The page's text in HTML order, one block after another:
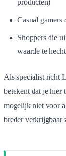
producten)
Casual gamers
Shoppers die
waarde te
Als specialist richt
betekent dat je hier
mogelijk niet voor
breder verkrijgbaar